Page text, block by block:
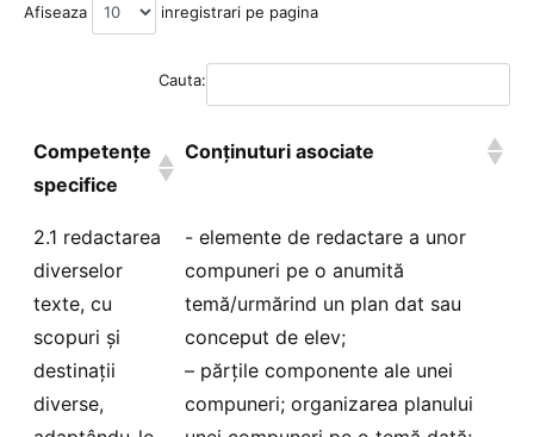
Afiseaza inregistrari pe pagina
Cauta:
Competențe
specifice
Conținuturi asociate
2.1 redactarea
diverselor
texte, cu
scopuri și
destinații
diverse,
- elemente de redactare a unor
compuneri pe o anumită
temă/urmărind un plan dat sau
conceput de elev;
– părțile componente ale unei
compuneri; organizarea planului